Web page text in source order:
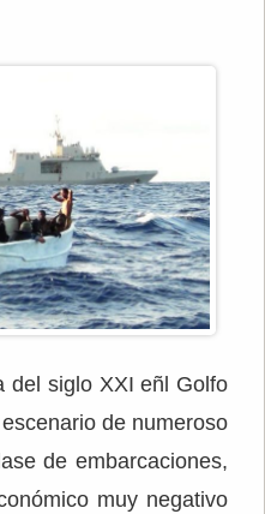
del siglo XXI eñl Golfo
de numeroso
de embarcaciones,
muy negativo